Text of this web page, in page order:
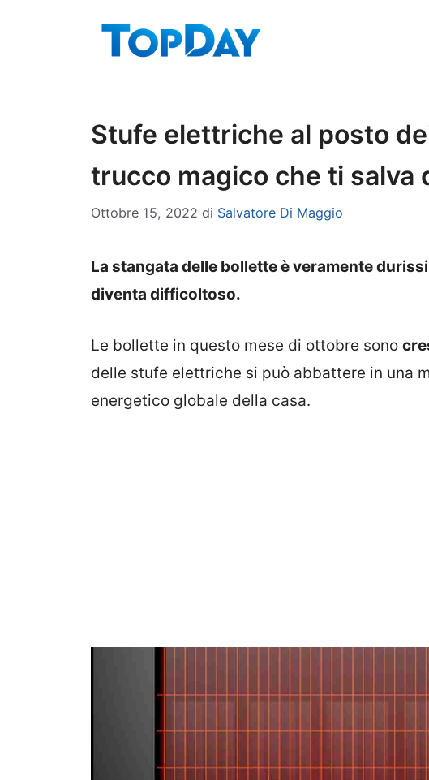
Stufe elettriche al posto
trucco magico che ti salva
Ottobre 15, 2022 di Salvatore Di Maggio
La stangata delle bollette è veramente
diventa difficoltoso.
Le bollette in questo mese di ottobre sono
delle stufe elettriche si può abbattere in una
energetico globale della casa.